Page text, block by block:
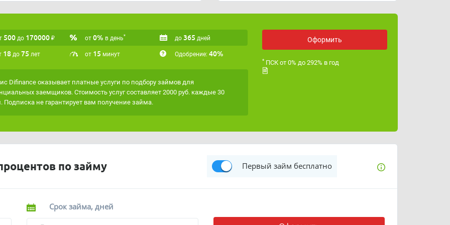
ОГРН 321619600047590
Лицензия ЦБ РФ
рассказали вэтой статье.
точно подходить под ваши критерии,
"Умная витрина".
500 до 170000 ₽ от 0% в день* до 365 дней
18 до 75 лет от 15 минут Одобрение: 40%
Difinance оказывает платные услуги по подбору займов для
заемщиков. Стоимость услуг составляет 2000 руб. каждые 30
Подписка не гарантирует вам получение займа.
Оформить
* ПСК от 0% до 292% в год
по займу Первый займ бесплатно
Срок займа, дней